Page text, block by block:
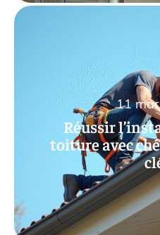
Réussir
toiture avec
11